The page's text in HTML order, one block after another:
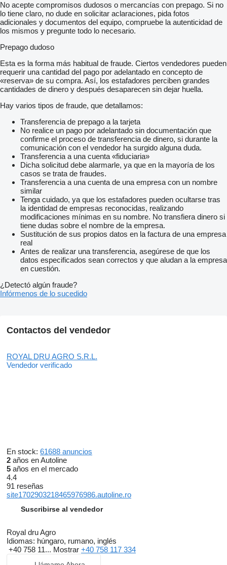
No acepte compromisos dudosos o mercancías con prepago. Si no
lo tiene claro, no dude en solicitar aclaraciones, pida fotos
adicionales y documentos del equipo, compruebe la autenticidad de
los mismos y pregunte todo lo necesario.
Prepago dudoso
Esta es la forma más habitual de fraude. Ciertos vendedores pueden
requerir una cantidad del pago por adelantado en concepto de
«reserva» de su compra. Así, los estafadores perciben grandes
cantidades de dinero y después desaparecen sin dejar huella.
Hay varios tipos de fraude, que detallamos:
Transferencia de prepago a la tarjeta
No realice un pago por adelantado sin documentación que
confirme el proceso de transferencia de dinero, si durante la
comunicación con el vendedor ha surgido alguna duda.
Transferencia a una cuenta «fiduciaria»
Dicha solicitud debe alarmarle, ya que en la mayoría de los
casos se trata de fraudes.
Transferencia a una cuenta de una empresa con un nombre
similar
Tenga cuidado, ya que los estafadores pueden ocultarse tras
la identidad de empresas reconocidas, realizando
modificaciones mínimas en su nombre. No transfiera dinero si
tiene dudas sobre el nombre de la empresa.
Sustitución de sus propios datos en la factura de una empresa
real
Antes de realizar una transferencia, asegúrese de que los
datos especificados sean correctos y que aludan a la empresa
en cuestión.
¿Detectó algún fraude?
Infórmenos de lo sucedido
Contactos del vendedor
ROYAL DRU AGRO S.R.L.
Vendedor verificado
En stock: 61688 anuncios
2 años en Autoline
5 años en el mercado
4.4
91 reseñas
site1702903218465976986.autoline.ro
Suscribirse al vendedor
Royal dru Agro
Idiomas: húngaro, rumano, inglés
+40 758 11... Mostrar +40 758 117 334